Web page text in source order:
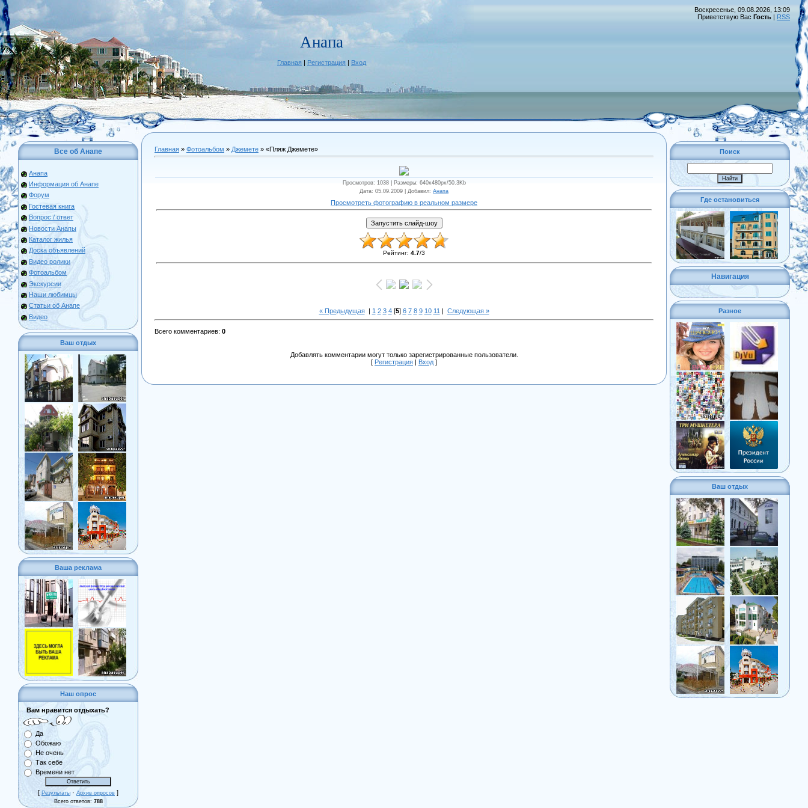
Анапа
Главная | Регистрация | Вход
Воскресенье, 09.08.2026, 13:09
Приветствую Вас Гость | RSS
Все об Анапе
Анапа
Информация об Анапе
Форум
Гостевая книга
Вопрос / ответ
Новости Анапы
Каталог жилья
Доска объявлений
Видео ролики
Фотоальбом
Экскурсии
Наши любимцы
Статьи об Анапе
Видео
Ваш отдых
Ваша реклама
Наш опрос
Вам нравится отдыхать?
Да
Обожаю
Не очень
Так себе
Времени нет
[ Результаты · Архив опросов ]
Всего ответов: 788
Главная » Фотоальбом » Джемете » «Пляж Джемете»
Просмотров: 1038 | Размеры: 640x480px/50.3Kb
Дата: 05.09.2009 | Добавил: Анапа
Просмотреть фотографию в реальном размере
Рейтинг: 4.7/3
« Предыдущая| 1 2 3 4[5] 6 7 8 9 10 11 | Следующая »
Всего комментариев: 0
Добавлять комментарии могут только зарегистрированные пользователи.
[ Регистрация Вход ]
Поиск
Где остановиться
Навигация
Разное
Ваш отдых